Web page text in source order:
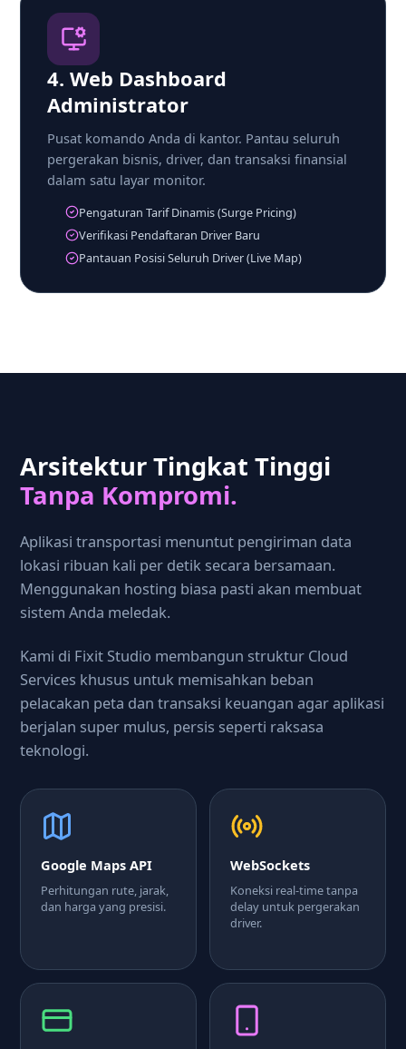
4. Web Dashboard
Administrator
Pusat komando Anda di kantor. Pantau seluruh
pergerakan bisnis, driver, dan transaksi finansial
dalam satu layar monitor.
Pengaturan Tarif Dinamis (Surge Pricing)
Verifikasi Pendaftaran Driver Baru
Pantauan Posisi Seluruh Driver (Live Map)
Google Maps API
Perhitungan rute, jarak,
dan harga yang presisi.
WebSockets
Koneksi real-time tanpa
delay untuk pergerakan
driver.
Arsitektur Tingkat Tinggi
Tanpa Kompromi.
Aplikasi transportasi menuntut pengiriman data
lokasi ribuan kali per detik secara bersamaan.
Menggunakan hosting biasa pasti akan membuat
sistem Anda meledak.
Kami di Fixit Studio membangun struktur Cloud
Services khusus untuk memisahkan beban
pelacakan peta dan transaksi keuangan agar aplikasi
berjalan super mulus, persis seperti raksasa
teknologi.